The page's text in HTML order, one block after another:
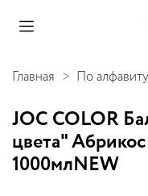
Главная По алфавиту
JOC COLOR
цвета"
1000млNEW